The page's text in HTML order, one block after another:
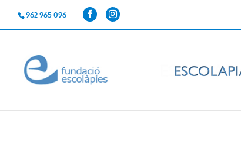
962 965 096